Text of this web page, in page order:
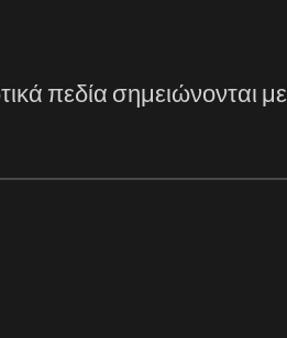
πεδία σημειώνονται με